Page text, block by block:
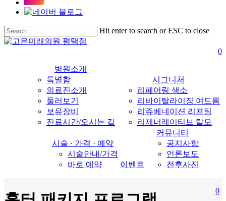
Skip
to
main
Hit enter to search or ESC to close
Close
0
병원소개
특별함
의료진소개
둘러보기
보유장비
진료시간/오시는 길
시그니처
리페어링 색소
리바이탈라이징 여드름
리쥬베네이션 리프팅
리제너레이티브 탈모
시술 · 가격 · 예약
시술안내/가격
바로 예약
이벤트
커뮤니티
공지사항
언론보도
전후사진
0